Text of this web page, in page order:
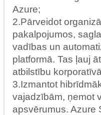
Azure;
2.Pārveidot
pakalpojumos,
vadības un
platformā. Tas ļauj
atbilstību
3.Izmantot
vajadzībām, ņemot
apsvērumus. Azure